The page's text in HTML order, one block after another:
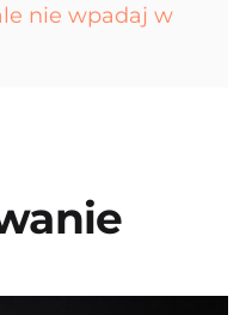
nie wpadaj w